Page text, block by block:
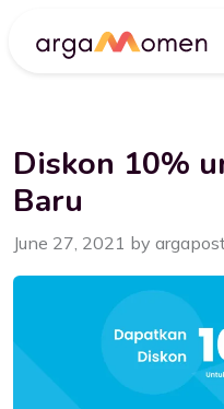
Diskon 10%
Baru
June 27, 2021 by